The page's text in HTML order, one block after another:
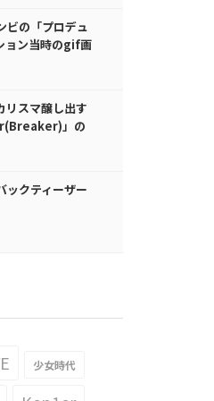
ビの「プロデュ
ョン当時のgif画
リスマ醸し出す
」の
開
クティーザー
少女時代